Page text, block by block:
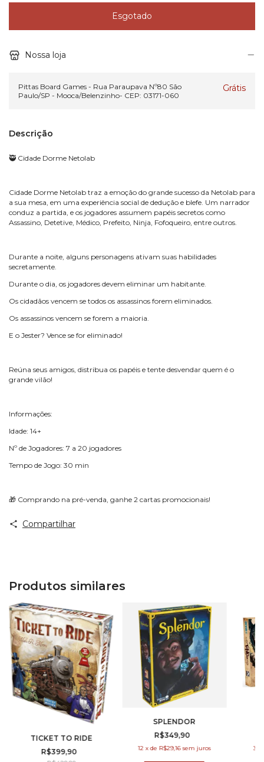
Nossa loja
Pittas Board Games - Rua Paraupava Nº80 São
Paulo/SP - Mooca/Belenzinho- CEP: 03171-060
Grátis
Descrição
🥷 Cidade Dorme Netolab
Cidade Dorme Netolab traz a emoção do grande sucesso da Netolab para
a sua mesa, em uma experiência social de dedução e blefe. Um narrador
conduz a partida, e os jogadores assumem papéis secretos como
Assassino, Detetive, Médico, Prefeito, Ninja, Fofoqueiro, entre outros.
Durante a noite, alguns personagens ativam suas habilidades
secretamente.
Durante o dia, os jogadores devem eliminar um habitante.
Os cidadãos vencem se todos os assassinos forem eliminados.
Os assassinos vencem se forem a maioria.
E o Jester? Vence se for eliminado!
Reúna seus amigos, distribua os papéis e tente desvendar quem é o
grande vilão!
Informações:
Idade: 14+
Nº de Jogadores: 7 a 20 jogadores
Tempo de Jogo: 30 min
🎁 Comprando na pré-venda, ganhe 2 cartas promocionais!
Compartilhar
Produtos similares
TICKET TO RIDE
R$399,90
SPLENDOR
R$349,90
12 xdeR$29,16 sem juros 3